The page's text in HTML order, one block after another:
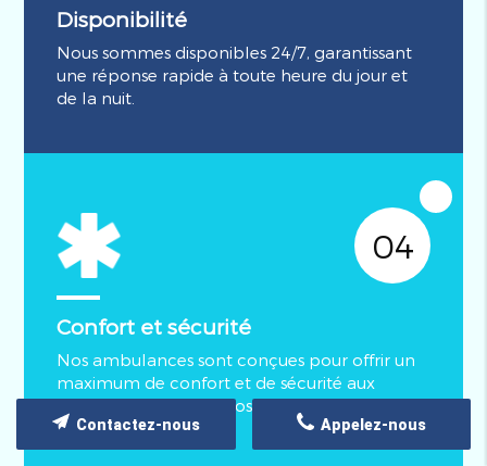
Disponibilité
Nous sommes disponibles 24/7, garantissant
une réponse rapide à toute heure du jour et
de la nuit.
04
Confort et sécurité
Nos ambulances sont conçues pour offrir un
maximum de confort et de sécurité aux
patients, avec des dispositifs de sécurité
avancés.
Appelez-nous
Contactez-nous